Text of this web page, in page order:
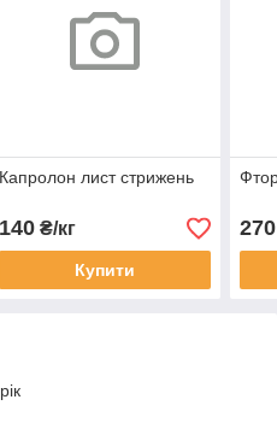
Капролон лист стрижень
140₴/кг
Купити
270